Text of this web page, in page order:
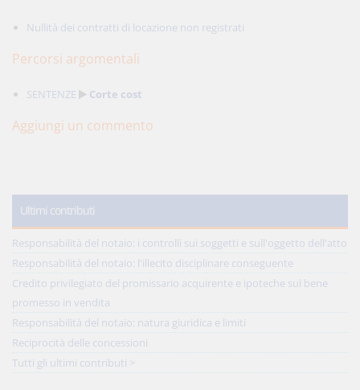
Nullità dei contratti di locazione non registrati
Percorsi argomentali
SENTENZE Corte cost
Aggiungi un commento
Ultimi contributi
Responsabilità del notaio: i controlli sui soggetti e sull'oggetto dell'atto
Responsabilità del notaio: l'illecito disciplinare conseguente
Credito privilegiato del promissario acquirente e ipoteche sul bene
promesso in vendita
Responsabilità del notaio: natura giuridica e limiti
Reciprocità delle concessioni
Tutti gli ultimi contributi >